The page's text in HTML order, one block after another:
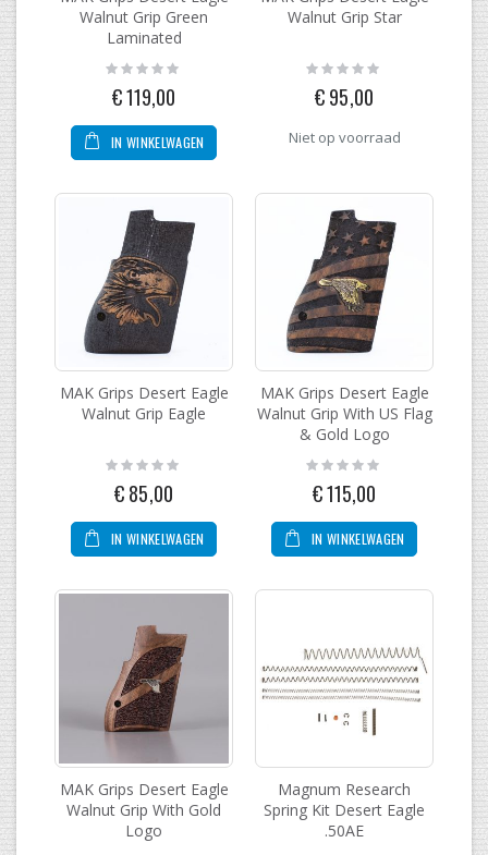
Walnut Grip Green
Laminated
Rating:
0%
€ 119,00
IN WINKELWAGEN
Walnut Grip Star
Rating:
0%
€ 95,00
Niet op voorraad
MAK Grips Desert Eagle
Walnut Grip Eagle
Rating:
€ 85,00
IN WINKELWAGEN
MAK Grips Desert Eagle
Walnut Grip With US Flag
& Gold Logo
Rating:
€ 115,00
IN WINKELWAGEN
MAK Grips Desert Eagle
Walnut Grip With Gold
Logo
Magnum Research
Spring Kit Desert Eagle
.50AE